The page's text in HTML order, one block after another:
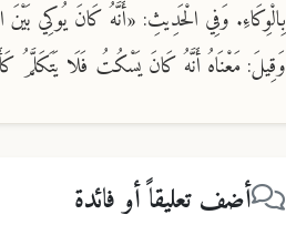
بِالْوِكَاءِ. وَفِي الْحَدِيثِ: «أَنَّهُ كَانَ يُوكِي بَيْنَ
وَقِيلَ: مَعْنَاهُ أَنَّهُ كَانَ يَسْكُتُ فَلَا يَتَكَلَّمُ
أضف تعليقاً أو فائدة